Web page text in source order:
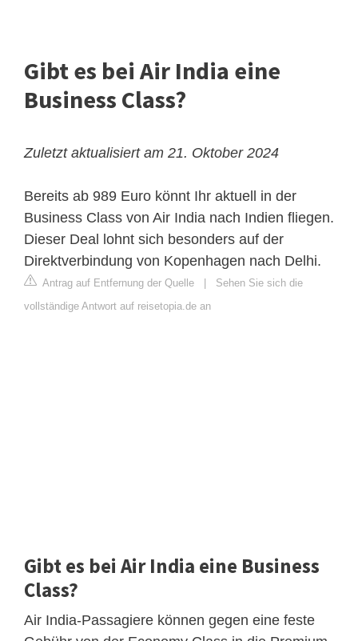
Gibt es bei Air India eine
Business Class?
Zuletzt aktualisiert am 21. Oktober 2024
Bereits ab 989 Euro könnt Ihr aktuell in der
Business Class von Air India nach Indien fliegen.
Dieser Deal lohnt sich besonders auf der
Direktverbindung von Kopenhagen nach Delhi.
Antrag auf Entfernung der Quelle
Sehen Sie sich die
vollständige Antwort auf reisetopia.de an
Gibt es bei Air India eine Business
Class?
Air India-Passagiere können gegen eine feste